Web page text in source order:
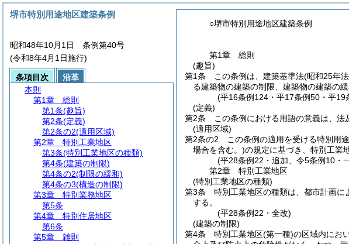
○堺市特別用途地区建築条例
第1章
総則
(趣旨)
第1条
この条例は、建築基準法(昭和25年
る建築物の建築の制限、建築物の建築の
(平16条例124・平17条例50・平19
(定義)
第2条
この条例における用語の意義は、法
(適用区域)
第2条の2
この条例の適用を受ける特別用
場合を含む。)の規定に基づき、特別工業
(平28条例22・追加、令5条例10・
第2章
特別工業地区
(特別工業地区の種類)
第3条
特別工業地区の種類は、都市計画に
する。
(平28条例22・全改)
(建築の制限)
第4条
特別工業地区(第一種)の区域内にお
堺市特別用途地区建築条例
昭和48年10月1日 条例第40号
(令和8年4月1日施行)
条項目次
沿革
本則
第1章
総則
第1条(趣旨)
第2条(定義)
第2条の2(適用区域)
第2章
特別工業地区
第3条(特別工業地区の種類)
第4条(建築の制限)
第4条の2(制限の緩和)
第4条の3(構造の制限)
第3章
特別業務地区
第5条
第4章
特別住居地区
第6条
第5章
雑則